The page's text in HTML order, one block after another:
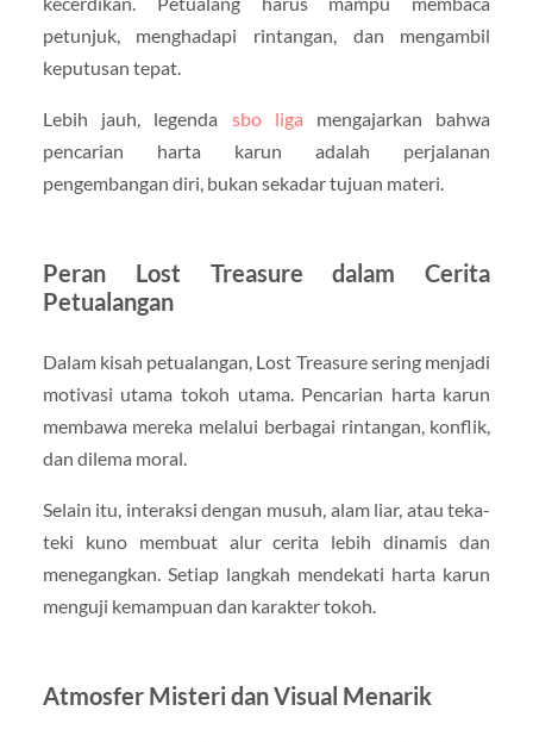
petunjuk, menghadapi rintangan, dan mengambil
keputusan tepat.
Lebih jauh, legenda sbo liga mengajarkan bahwa
pencarian harta karun adalah perjalanan
pengembangan diri, bukan sekadar tujuan materi.
Peran Lost Treasure dalam Cerita
Petualangan
Dalam kisah petualangan, Lost Treasure sering menjadi
motivasi utama tokoh utama. Pencarian harta karun
membawa mereka melalui berbagai rintangan, konflik,
dan dilema moral.
Selain itu, interaksi dengan musuh, alam liar, atau teka-
teki kuno membuat alur cerita lebih dinamis dan
menegangkan. Setiap langkah mendekati harta karun
menguji kemampuan dan karakter tokoh.
Atmosfer Misteri dan Visual Menarik